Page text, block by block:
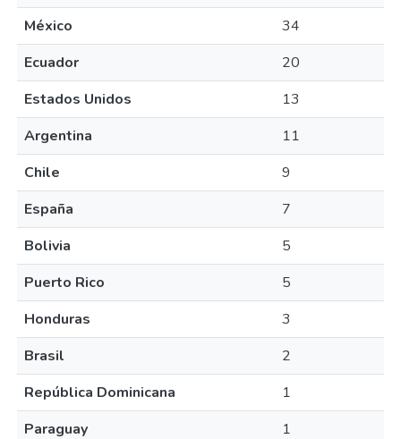
México
34
Ecuador
20
Estados Unidos
13
Argentina
11
Chile
9
España
7
Bolivia
5
Puerto Rico
5
Honduras
3
Brasil
2
República Dominicana
1
Paraguay
1